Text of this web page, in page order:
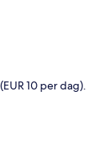
10 per dag).